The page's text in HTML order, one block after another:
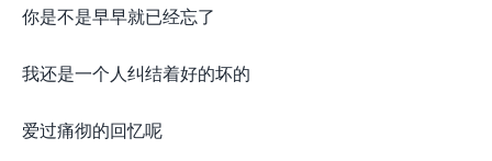
你是不是早早就已经忘了
我还是一个人纠结着好的坏的
爱过痛彻的回忆呢